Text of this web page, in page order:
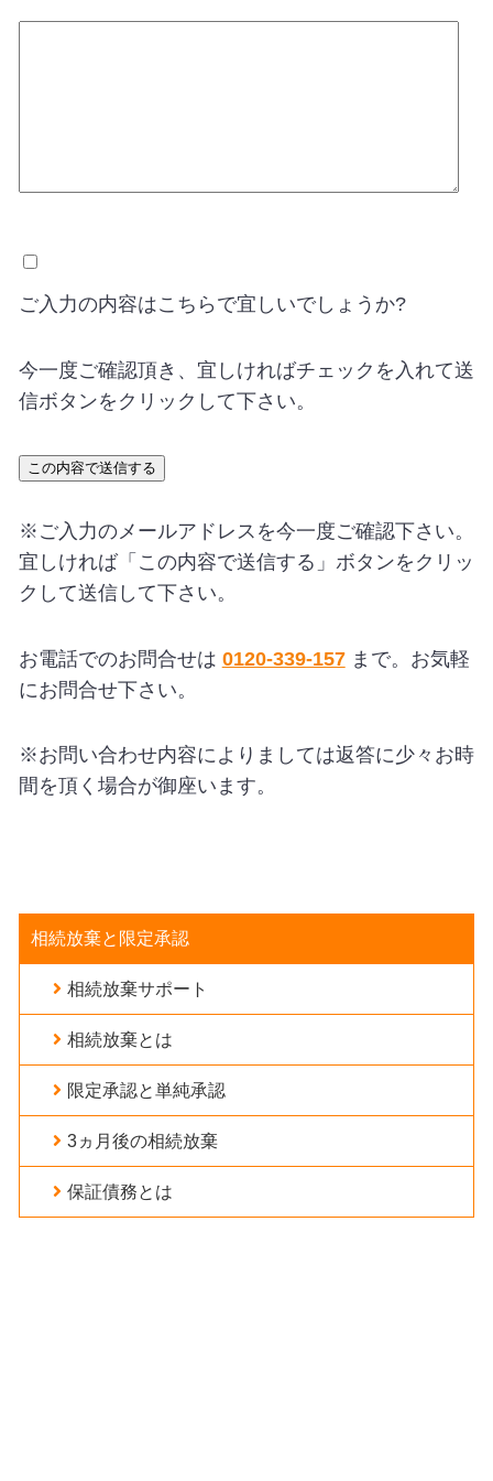
ご入力の内容はこちらで宜しいでしょうか?
今一度ご確認頂き、宜しければチェックを入れて送
信ボタンをクリックして下さい。
A
l
t
e
a
t
v
e:
※ご入力のメールアドレスを今一度ご確認下さい。
宜しければ「この内容で送信する」ボタンをクリッ
クして送信して下さい。
お電話でのお問合せは 0120-339-157まで。お気軽
にお問合せ下さい。
※お問い合わせ内容によりましては返答に少々お時
間を頂く場合が御座います。
相続放棄と限定承認
相続放棄サポート
相続放棄とは
限定承認と単純承認
3ヵ月後の相続放棄
保証債務とは